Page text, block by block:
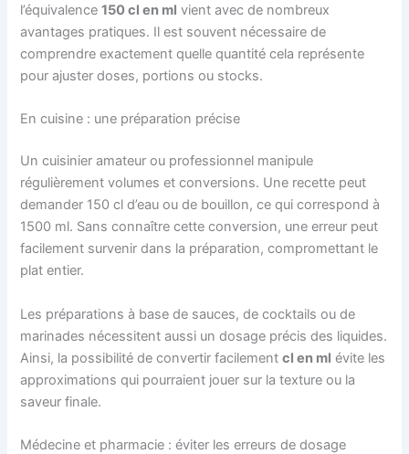
l’équivalence150 cl en ml vient avec de nombreux
avantages pratiques. Il est souvent nécessaire de
comprendre exactement quelle quantité cela représente
pour ajuster doses, portions ou stocks.
En cuisine : une préparation précise
Un cuisinier amateur ou professionnel manipule
régulièrement volumes et conversions. Une recette peut
demander 150 cl d’eau ou de bouillon, ce qui correspond à
1500 ml. Sans connaître cette conversion, une erreur peut
facilement survenir dans la préparation, compromettant le
plat entier.
Les préparations à base de sauces, de cocktails ou de
marinades nécessitent aussi un dosage précis des liquides.
Ainsi, la possibilité de convertir facilementcl en ml évite les
approximations qui pourraient jouer sur la texture ou la
saveur finale.
Médecine et pharmacie : éviter les erreurs de dosage